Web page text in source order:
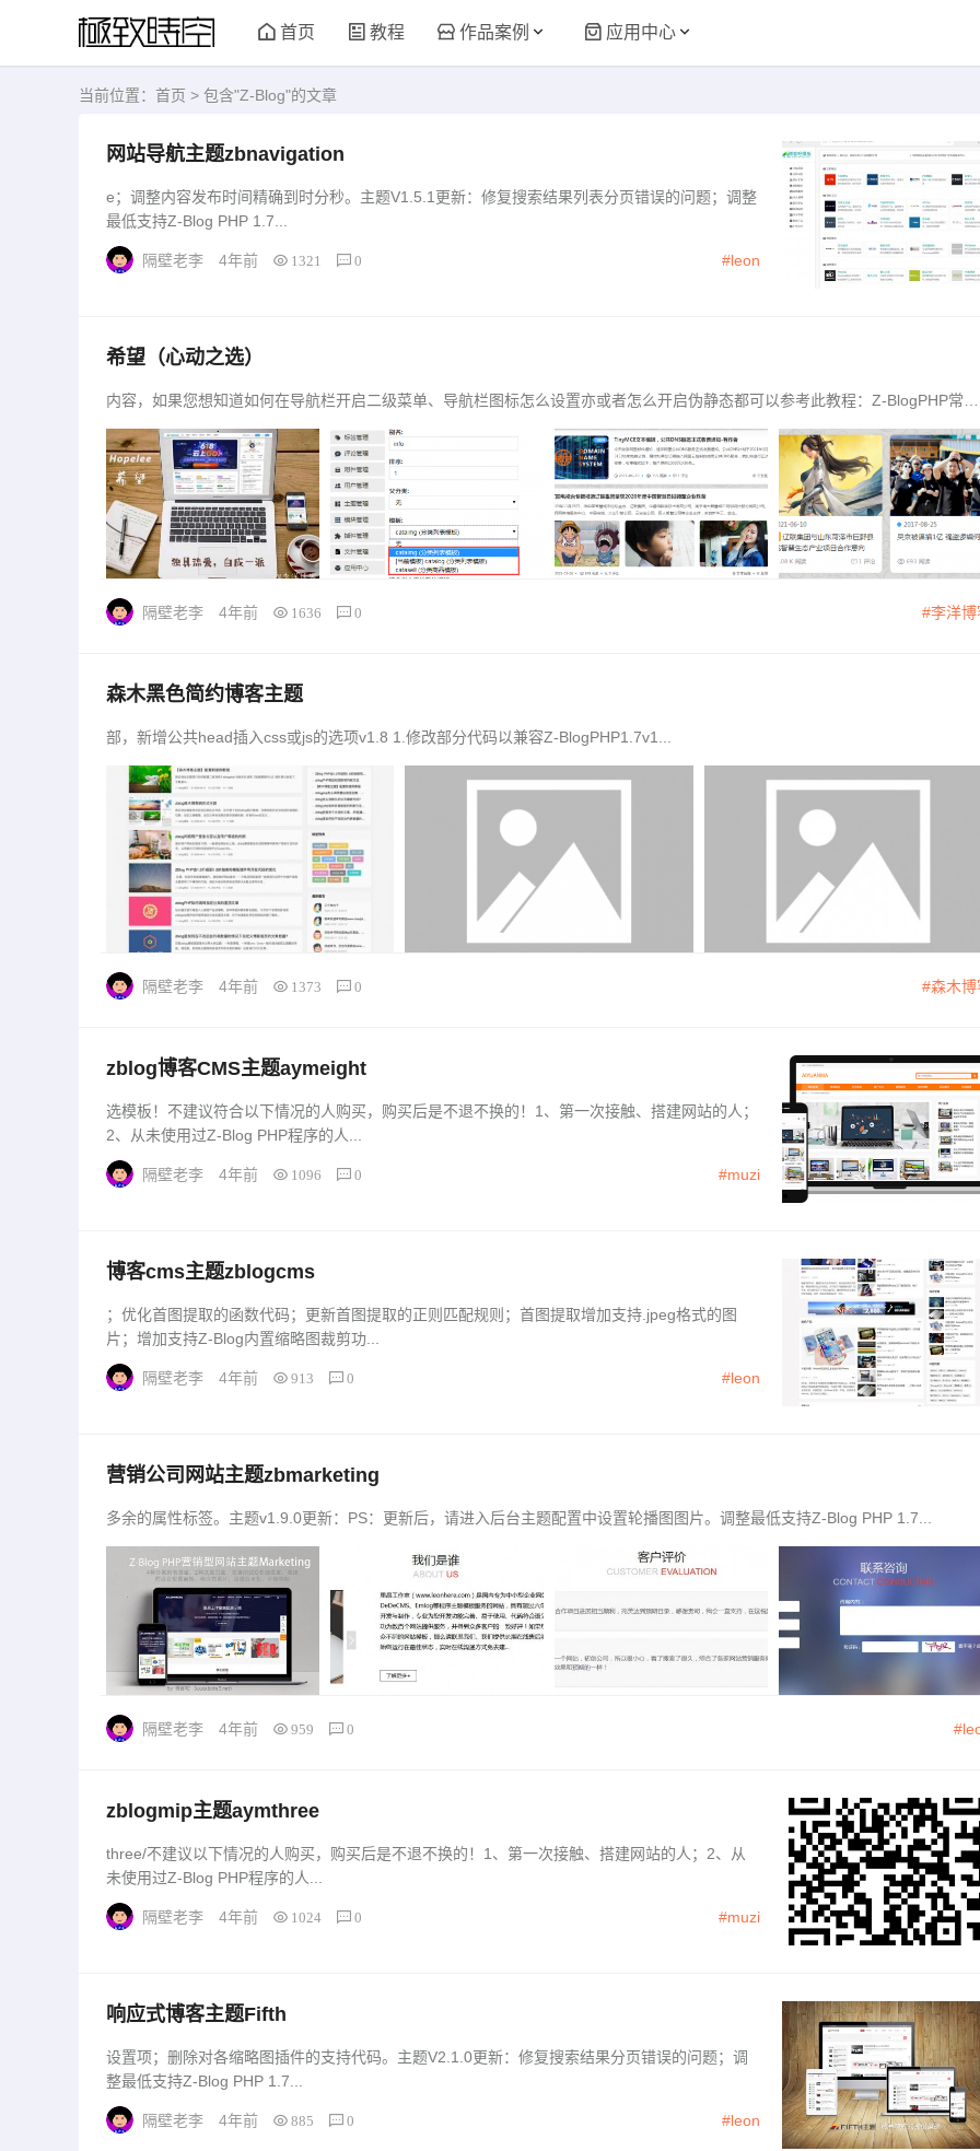
首页 教程 作品案例 应用中心
当前位置： 首页 > 包含"Z-Blog"的文章
网站导航主题zbnavigation
e；调整内容发布时间精确到时分秒。主题V1.5.1更新：修复搜索结果列表分页错误的问题；调整
最低支持Z-Blog PHP 1.7...
隔壁老李 4年前 1321 0 #leon
希望（心动之选）
内容，如果您想知道如何在导航栏开启二级菜单、导航栏图标怎么设置亦或者怎么开启伪静态都可以参考此教程：Z-BlogPHP常见
隔壁老李 4年前 1636 0 #李洋博
森木黑色简约博客主题
部，新增公共head插入css或js的选项v1.8 1.修改部分代码以兼容Z-BlogPHP1.7v1...
隔壁老李 4年前 1373 0 #森木博
zblog博客CMS主题aymeight
选模板！不建议符合以下情况的人购买，购买后是不退不换的！1、第一次接触、搭建网站的人；
2、从未使用过Z-Blog PHP程序的人...
隔壁老李 4年前 1096 0 #muzi
博客cms主题zblogcms
；优化首图提取的函数代码；更新首图提取的正则匹配规则；首图提取增加支持.jpeg格式的图
片；增加支持Z-Blog内置缩略图裁剪功...
隔壁老李 4年前 913 0 #leon
营销公司网站主题zbmarketing
多余的属性标签。主题v1.9.0更新：PS：更新后，请进入后台主题配置中设置轮播图图片。调整最低支持Z-Blog PHP 1.7...
隔壁老李 4年前 959 0
zblogmip主题aymthree
three/不建议以下情况的人购买，购买后是不退不换的！1、第一次接触、搭建网站的人；2、从
未使用过Z-Blog PHP程序的人...
隔壁老李 4年前 1024 0 #muzi
响应式博客主题Fifth
设置项；删除对各缩略图插件的支持代码。主题V2.1.0更新：修复搜索结果分页错误的问题；调
整最低支持Z-Blog PHP 1.7...
隔壁老李 4年前 885 0 #leon